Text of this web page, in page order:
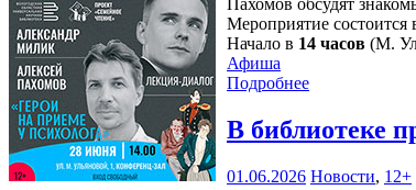
Пахомов обсудят
Мероприятие состоится
Начало в 14 часов (М.
Афиша
Подробнее
В библиотеке
01.06.2026 Новости, 12+